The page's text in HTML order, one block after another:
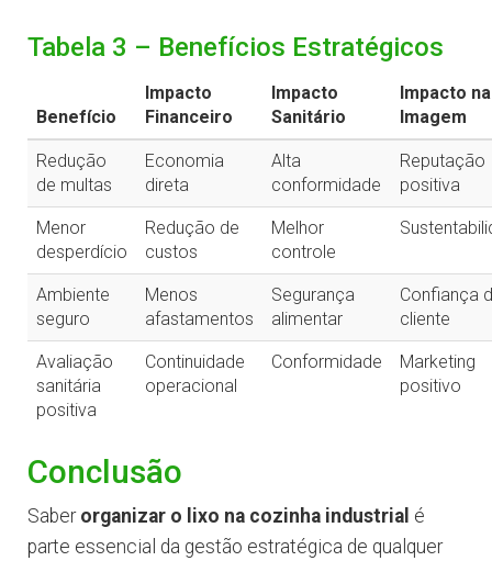
Tabela 3 – Benefícios Estratégicos
Benefício
Impacto
Financeiro
Impacto
Sanitário
Impacto na
Imagem
Redução
de multas
Economia
direta
Alta
conformidade
Reputação
positiva
Menor
desperdício
Redução de
custos
Melhor
controle
Ambiente
seguro
Menos
afastamentos
Segurança
alimentar
Confiança
cliente
Avaliação
sanitária
positiva
Continuidade
operacional
Conformidade
Marketing
positivo
Conclusão
Saber organizar o lixo na cozinha industrial é
parte essencial da gestão estratégica de qualquer